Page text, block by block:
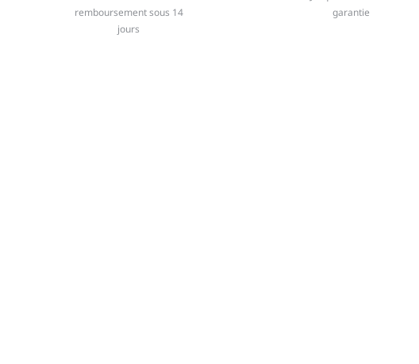
remboursement sous 14
jours
garantie